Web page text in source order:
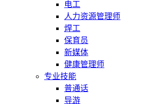
电工
人力资源管理师
焊工
保育员
新媒体
健康管理师
专业技能
普通话
导游